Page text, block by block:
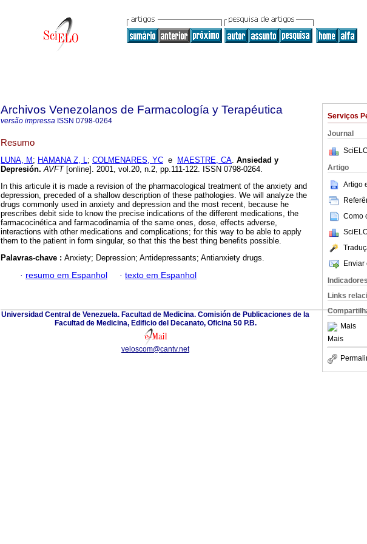
Serviços
Journal
Artigo
Artigo
Como
Enviar
Indicadores
Links
Mais
Mais
Archivos Venezolanos de Farmacología y Terapéutica
versão impressa ISSN 0798-0264
Resumo
LUNA, M ; HAMANA Z, L; COLMENARES, YC e MAESTRE, CA. Ansiedad y
Depresión. AVFT[online]. 2001, vol.20, n.2, pp.111-122. ISSN 0798-0264.
In this articule it is made a revision of the pharmacological treatment of the anxiety and
depression, preceded of a shallow description of these pathologies. We will analyze the
drugs commonly used in anxiety and depression and the most recent, because he
prescribes debit side to know the precise indications of the different medications, the
farmacocinética and farmacodinamia of the same ones, dose, effects adverse,
interactions with other medications and complications; for this way to be able to apply
them to the patient in form singular, so that this the best thing benefits possible.
Palavras-chave : Anxiety; Depression; Antidepressants; Antianxiety drugs.
· resumo em Espanhol · texto em Espanhol
Universidad Central de Venezuela. Facultad de Medicina. Comisión de Publicaciones de la
Facultad de Medicina, Edificio del Decanato, Oficina 50 P.B.
veloscom@cantv.net